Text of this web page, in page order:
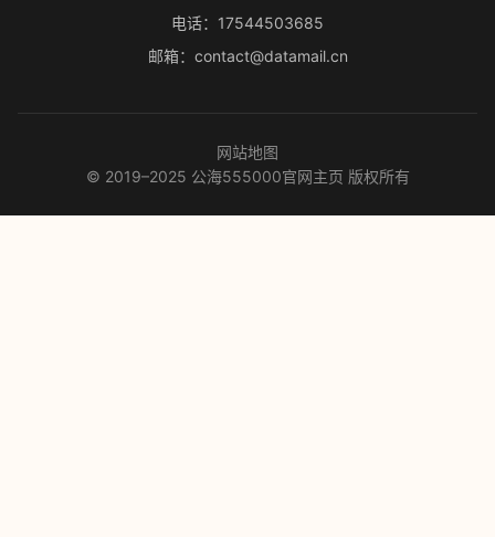
电话：17544503685
邮箱：contact@datamail.cn
网站地图
© 2019–2025 公海555000官网主页 版权所有